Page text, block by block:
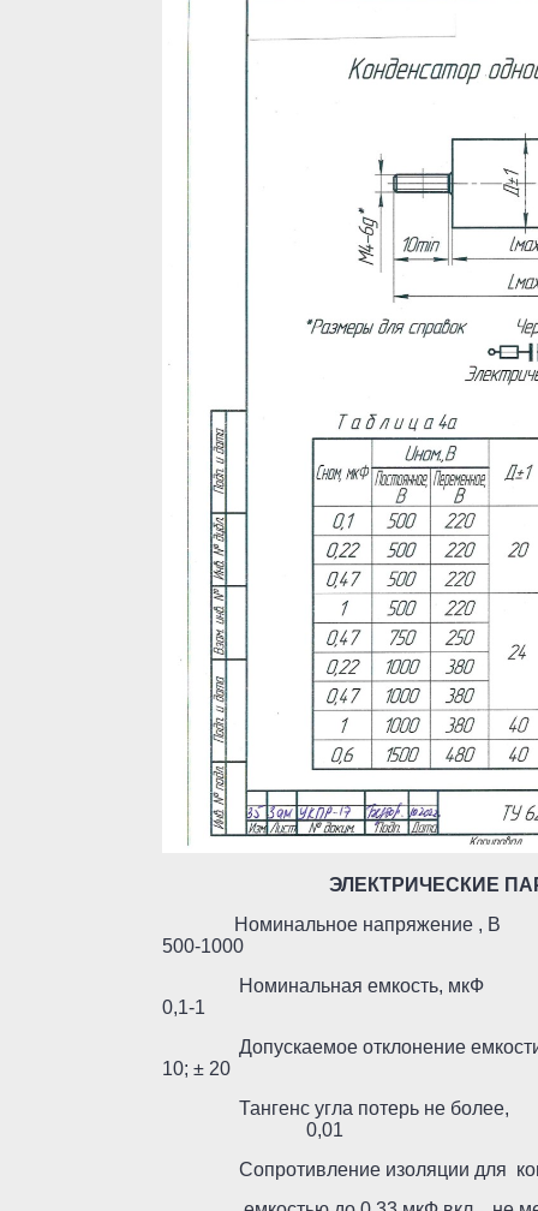
ЭЛЕКТРИЧЕСКИЕ
Номинальное
500-1000
Номинальная
0,1-1
Допускаемое
10; ± 20
Тангенс угла потерь не
0,01
Сопротивление изоляции для